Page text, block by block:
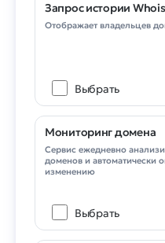
Запрос истории Whois
Отображает владельцев
Выбрать
Мониторинг домена
Сервис ежедневно
доменов и автоматически
изменению
Выбрать